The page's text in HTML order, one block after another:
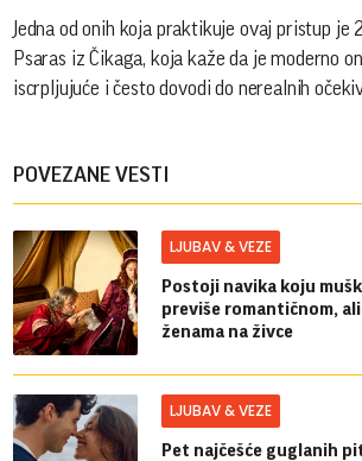
Jedna od onih koja praktikuje ovaj pristup je
Psaras iz Čikaga, koja kaže da je moderno
iscrpljujuće i često dovodi do nerealnih
POVEZANE VESTI
LJUBAV & VEZE
Postoji navika koju
previše romantičnom,
ženama na živce
LJUBAV & VEZE
Pet najčešće guglanih